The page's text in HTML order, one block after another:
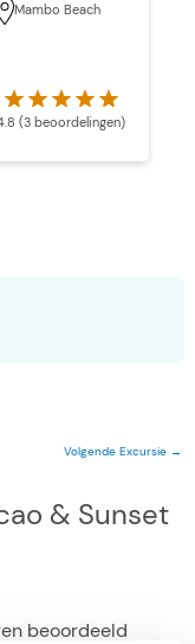
Mambo Beach
(3 beoordelingen)
Volgende Excursie →
& Sunset
beoordeeld